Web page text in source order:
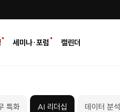
세미나·포럼 캘린더
특화 AI 리더십 데이터 분석